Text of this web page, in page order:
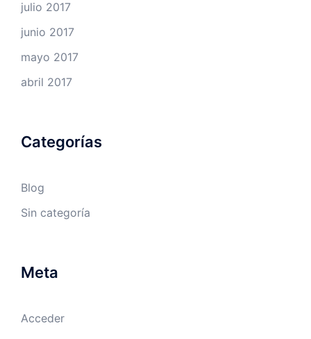
julio 2017
junio 2017
mayo 2017
abril 2017
Categorías
Blog
Sin categoría
Meta
Acceder